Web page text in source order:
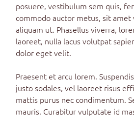
posuere, vestibulum sem quis,
commodo auctor metus, sit amet
aliquam ut. Phasellus viverra,
laoreet, nulla lacus volutpat
dolor eget velit.
Praesent et arcu lorem.
justo sodales, vel laoreet risus
mattis purus nec condimentum.
mauris. Curabitur vulputate id